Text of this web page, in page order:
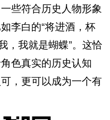
符合历史人物形象
李白的“将进酒，杯
，我就是蝴蝶”。这恰
色真实的历史认知
，更可以成为一个有